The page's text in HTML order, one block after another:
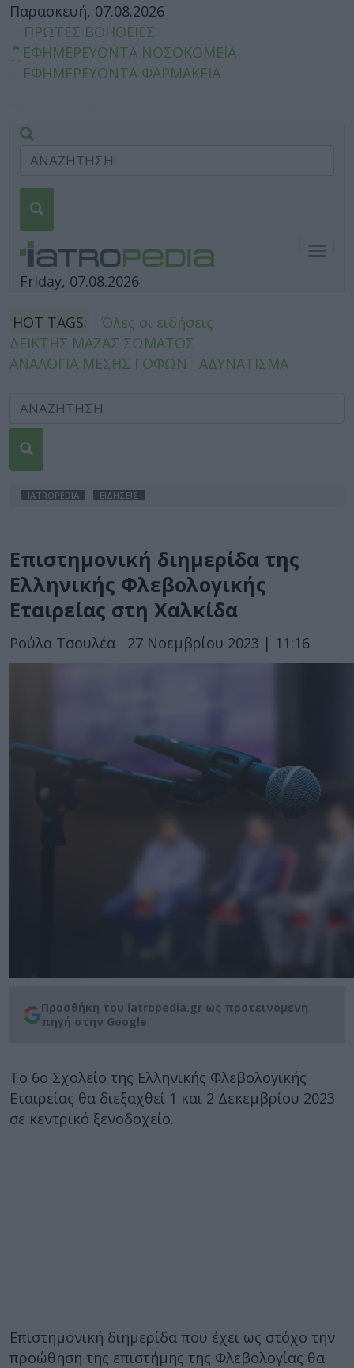
Παρασκευή, 07.08.2026
ΠΡΩΤΕΣ ΒΟΗΘΕΙΕΣ
ΕΦΗΜΕΡΕΥΟΝΤΑ ΝΟΣΟΚΟΜΕΙΑ
ΕΦΗΜΕΡΕΥΟΝΤΑ ΦΑΡΜΑΚΕΙΑ
Friday, 07.08.2026
HOT TAGS:
Όλες οι ειδήσεις
ΔΕΙΚΤΗΣ ΜΑΖΑΣ ΣΩΜΑΤΟΣ
ΑΝΑΛΟΓΙΑ ΜΕΣΗΣ ΓΟΦΩΝ
ΑΔΥΝΑΤΙΣΜΑ
IATROPEDIA ΕΙΔΗΣΕΙΣ
Επιστημονική διημερίδα της
Ελληνικής Φλεβολογικής
Εταιρείας στη Χαλκίδα
Ρούλα Τσουλέα 27 Νοεμβρίου 2023 | 11:16
Προσθήκη του iatropedia.gr ως προτεινόμενη
πηγή στην Google
Το 6ο Σχολείο της Ελληνικής Φλεβολογικής
Εταιρείας θα διεξαχθεί 1 και 2 Δεκεμβρίου 2023
σε κεντρικό ξενοδοχείο.
Επιστημονική διημερίδα που έχει ως στόχο την
προώθηση της επιστήμης της Φλεβολογίας θα